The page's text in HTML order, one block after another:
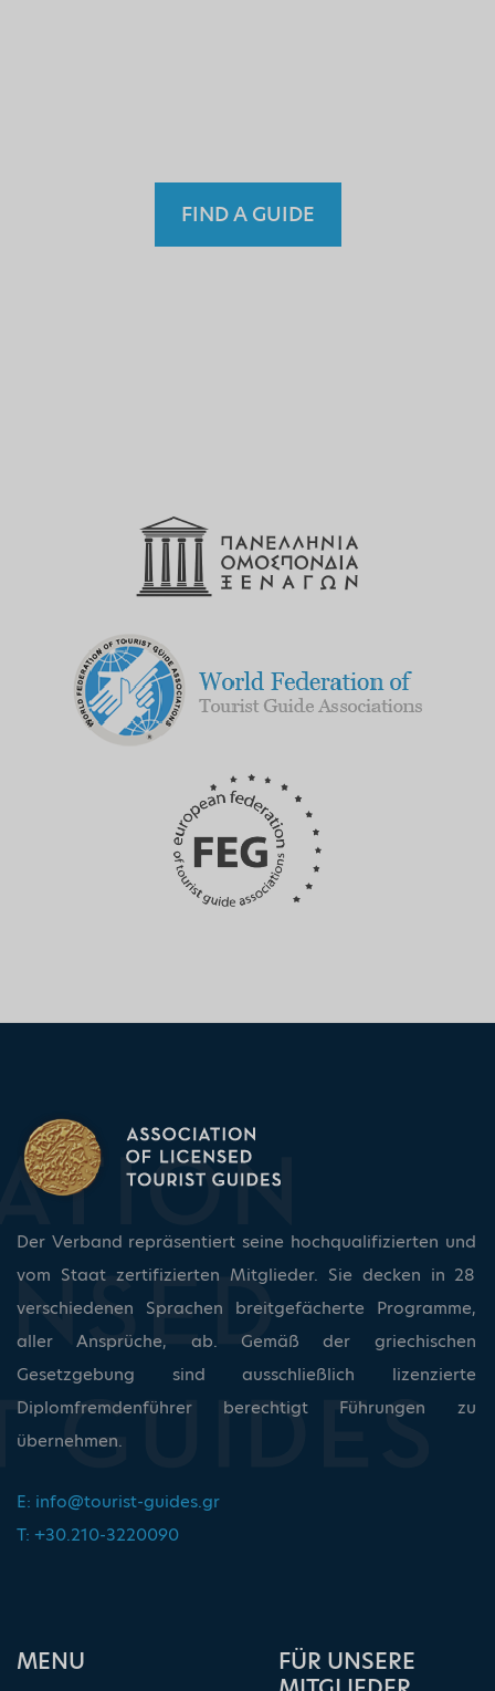
FIND A GUIDE
Der Verband repräsentiert seine hochqualifizierten und
vom Staat zertifizierten Mitglieder. Sie decken in 28
verschiedenen Sprachen breitgefächerte Programme,
aller Ansprüche, ab. Gemäß der griechischen
Gesetzgebung sind ausschließlich lizenzierte
Diplomfremdenführer berechtigt Führungen zu
übernehmen.
E: info@tourist-guides.gr
T: +30.210-3220090
ΜΕΝU
FÜR UNSERE